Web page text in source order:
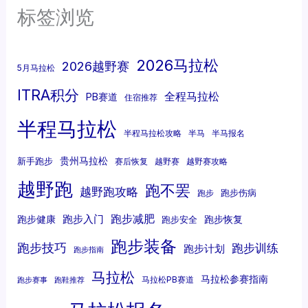
标签浏览
5月马拉松 2026越野赛 2026马拉松
ITRA积分 PB赛道 住宿推荐 全程马拉松
半程马拉松 半程马拉松攻略 半马 半马报名
新手跑步 贵州马拉松 赛后恢复 越野赛 越野赛攻略
越野跑 越野跑攻略 跑不罢 跑步 跑步伤病
跑步健康 跑步入门 跑步减肥 跑步安全 跑步恢复
跑步技巧 跑步指南 跑步装备 跑步计划 跑步训练
跑步赛事 跑鞋推荐 马拉松 马拉松PB赛道 马拉松参赛指南